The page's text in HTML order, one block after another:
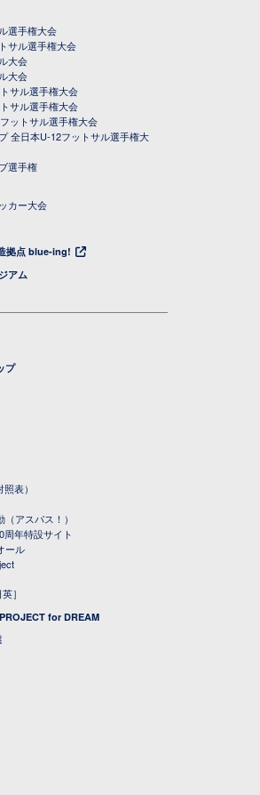
選手権大会
サル選手権大会
大会
大会
サル選手権大会
サル選手権大会
ットサル選手権大会
全日本U-12フットサル選手権大
選手権
カー大会
拠点 blue-ing!
アム
プ
表）
アスパス！）
周年特設サイト
ール
］
for DREAM